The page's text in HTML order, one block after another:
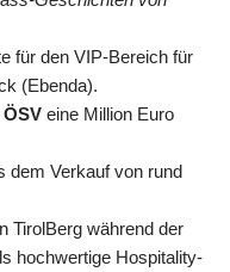
für den VIP-Bereich für
(Ebenda).
ÖSV eine Million Euro
dem Verkauf von rund
TirolBerg während der
hochwertige Hospitality-